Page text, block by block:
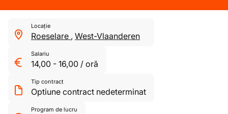
Locație
Roeselare , West-Vlaanderen
Salariu
14,00 - 16,00 / oră
Tip contract
Optiune contract nedeterminat
Program de lucru